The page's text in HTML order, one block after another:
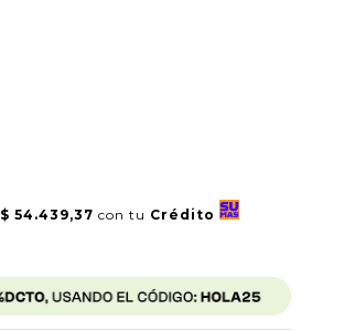
$ 54.439,37 con tu Crédito